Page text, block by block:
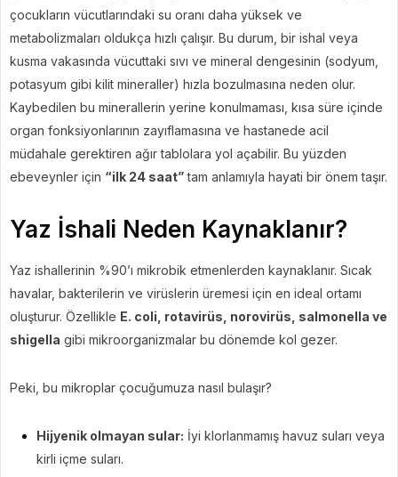
çocukların vücutlarındaki su oranı daha yüksek ve
metabolizmaları oldukça hızlı çalışır. Bu durum, bir ishal veya
kusma vakasında vücuttaki sıvı ve mineral dengesinin (sodyum,
potasyum gibi kilit mineraller) hızla bozulmasına neden olur.
Kaybedilen bu minerallerin yerine konulmaması, kısa süre içinde
organ fonksiyonlarının zayıflamasına ve hastanede acil
müdahale gerektiren ağır tablolara yol açabilir. Bu yüzden
ebeveynler için “ilk 24 saat”tam anlamıyla hayati bir önem taşır.
Yaz İshali Neden Kaynaklanır?
Yaz ishallerinin %90’ı mikrobik etmenlerden kaynaklanır. Sıcak
havalar, bakterilerin ve virüslerin üremesi için en ideal ortamı
oluşturur. Özellikle E. coli, rotavirüs, norovirüs, salmonella ve
shigella gibi mikroorganizmalar bu dönemde kol gezer.
Peki, bu mikroplar çocuğumuza nasıl bulaşır?
Hijyenik olmayan sular: İyi klorlanmamış havuz suları veya
kirli içme suları.